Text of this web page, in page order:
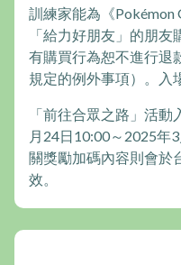
訓練家能為《
「給力好朋友」的朋
有購買行為恕不進行退
規定的例外事項）。入
「前往合眾之路」活
月24日10:00～2025年
關獎勵加碼內容則會於
效。